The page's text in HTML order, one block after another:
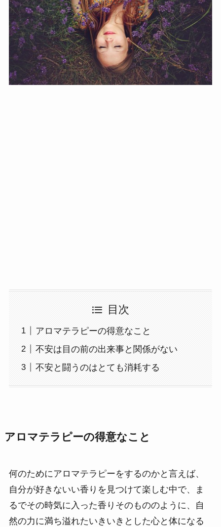
目次
アロマテラピーの得意なこと
不安は目の前の出来事と関係がない
不安と闘うのはとても消耗する
アロマテラピーの得意なこと
何のためにアロマテラピーをするのかと言えば、
自分が好きないい香りを見つけて楽しむ中で、ま
るでその時気に入った香りそのもののように、自
然の力に満ち溢れたいきいきとした心と体になる